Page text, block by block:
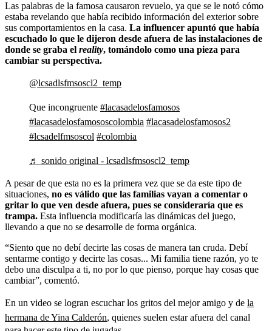
Las palabras de la famosa causaron revuelo, ya que se le notó cómo
estaba revelando que había recibido información del exterior sobre
sus comportamientos en la casa. La influencer apuntó que había
escuchado lo que le dijeron desde afuera de las instalaciones de
donde se graba el reality, tomándolo como una pieza para
cambiar su perspectiva.
@lcsadlsfmsoscl2_temp
Que incongruente #lacasadelosfamosos
#lacasadelosfamososcolombia #lacasadelosfamosos2
#lcsadelfmsoscol #colombia
♬ sonido original - lcsadlsfmsoscl2_temp
A pesar de que esta no es la primera vez que se da este tipo de
situaciones, no es válido que las familias vayan a comentar o
gritar lo que ven desde afuera, pues se consideraría que es
trampa. Esta influencia modificaría las dinámicas del juego,
llevando a que no se desarrolle de forma orgánica.
“Siento que no debí decirte las cosas de manera tan cruda. Debí
sentarme contigo y decirte las cosas... Mi familia tiene razón, yo te
debo una disculpa a ti, no por lo que pienso, porque hay cosas que
cambiar”, comentó.
En un video se logran escuchar los gritos del mejor amigo y de la
hermana de Yina Calderón, quienes suelen estar afuera del canal